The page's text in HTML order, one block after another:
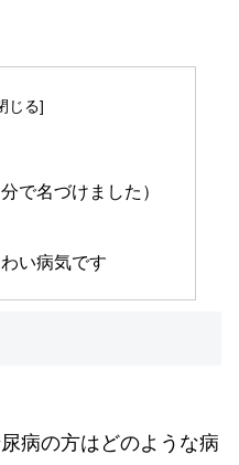
で名づけました）
い病気です
病の方はどのような病